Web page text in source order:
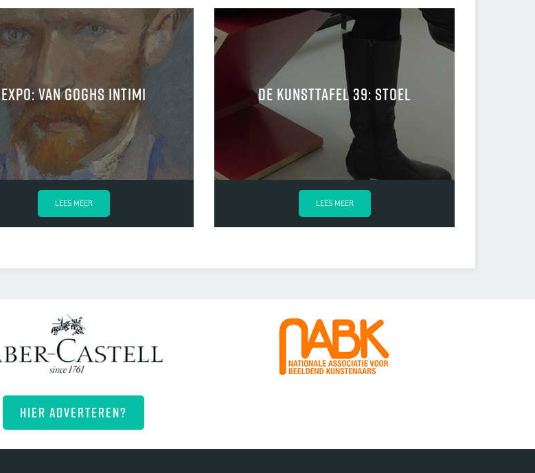
Expo: Van Goghs intimi
LEES MEER
De kunsttafel 39: stoel
LEES MEER
HIER ADVERTEREN?